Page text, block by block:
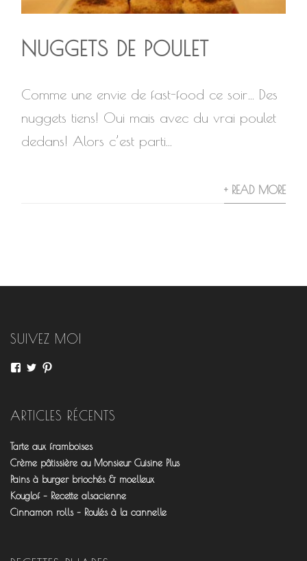
NUGGETS DE POULET
Comme une envie de fast-food ce soir… Des
nuggets tiens! Oui mais avec du vrai poulet
dedans! Alors c’est parti...
+ READ MORE
SUIVEZ MOI
Voir
fourchettesflo
sur
Voir
@fourchettesflo
sur
fleurjeanne
sur
ARTICLES RÉCENTS
Tarte aux framboises
Crème pâtissière au Monsieur Cuisine Plus
Pains à burger briochés & moelleux
Kouglof – Recette alsacienne
Cinnamon rolls – Roulés à la cannelle